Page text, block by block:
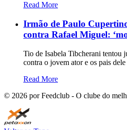
Read More
Irmão de Paulo
contra Rafael Miguel:
Tio de Isabela Tibcherani tentou
contra o jovem ator e os pais dele
Read More
© 2026 por Feedclub - O clube do